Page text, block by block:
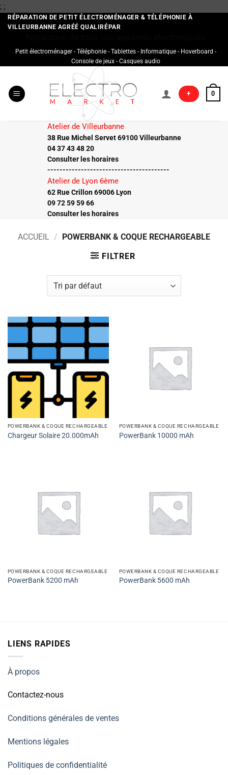
; ;Passer
au
contenu
RÉPARATION DE PETIT ÉLECTROMÉNAGER & TÉLÉPHONIE À
VILLEURBANNE AGRÉÉ QUALIRÉPAR
Petit électroménager - Téléphonie - Tablettes - Informatique - Hoverboard -
Console de jeux - Casques audio
+ 0
Atelier de Villeurbanne
38 Rue Michel Servet 69100 Villeurbanne
04 37 43 48 20
Consulter les horaires
----------------------------------------
Atelier de Lyon 6ème
62 Rue Crillon 69006 Lyon
09 72 59 59 66
Consulter les horaires
ACCUEIL /
POWERBANK & COQUE RECHARGEABLE
FILTRER
POWERBANK & COQUE RECHARGEABLE
Chargeur Solaire 20.000mAh
POWERBANK & COQUE RECHARGEABLE
PowerBank 10000 mAh
POWERBANK & COQUE RECHARGEABLE
PowerBank 5200 mAh
POWERBANK & COQUE RECHARGEABLE
PowerBank 5600 mAh
LIENS RAPIDES
À propos
Contactez-nous
Conditions générales de ventes
Mentions légales
Politiques de confidentialité